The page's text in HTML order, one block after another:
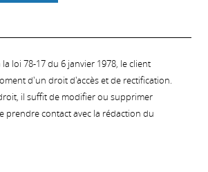
loi 78-17 du 6 janvier 1978, le client
d'un droit d'accès et de rectification.
il suffit de modifier ou supprimer
prendre contact avec la rédaction du